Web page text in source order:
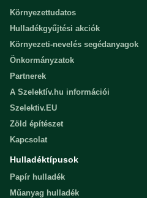
Környezettudatos
Hulladékgyűjtési akciók
Környezeti-nevelés segédanyagok
Önkormányzatok
Partnerek
A Szelektív.hu információi
Szelektiv.EU
Zöld építészet
Kapcsolat
Hulladéktípusok
Papír hulladék
Műanyag hulladék